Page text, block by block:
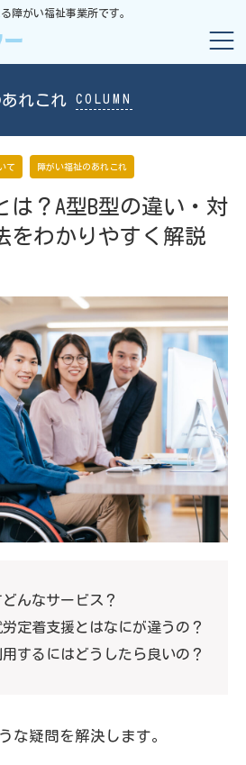
障がい福祉事業所です。
れこれ COLUMN
て 障がい福祉のあれこれ
は？A型B型の違い・対
をわかりやすく解説
んなサービス？
定着支援とはなにが違うの？
するにはどうしたら良いの？
な疑問を解決します。